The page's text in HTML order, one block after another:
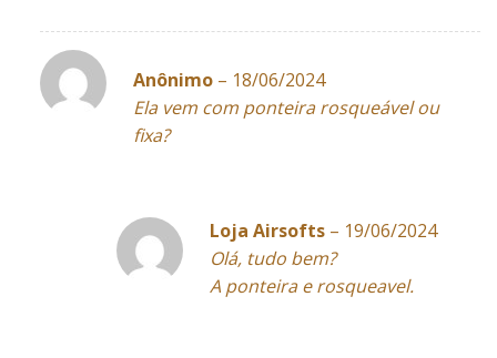
Anônimo – 18/06/2024
Ela vem com ponteira rosqueável ou
fixa?
Loja Airsofts – 19/06/2024
Olá, tudo bem?
A ponteira e rosqueavel.